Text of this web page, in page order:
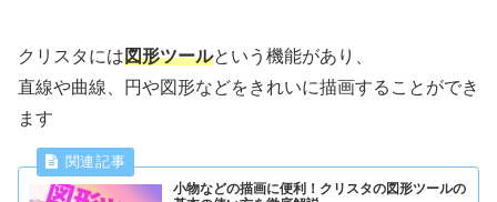
クリスタには図形ツールという機能があり、
直線や曲線、円や図形などをきれいに描画することができ
ます
小物などの描画に便利！クリスタの図形ツールの